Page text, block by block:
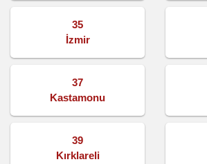
35
İzmir
37
Kastamonu
39
Kırklareli